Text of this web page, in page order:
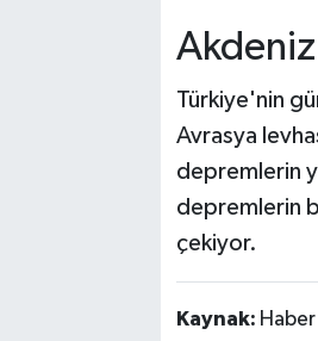
Türkiye'nin
Avrasya
depremlerin
depremlerin
çekiyor.
Kaynak: